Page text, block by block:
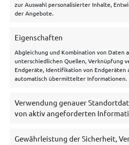
zur Auswahl personalisierter Inhalte,
der Angebote.
Eigenschaften
Abgleichung und Kombination von Daten
unterschiedlichen Quellen, Verknüpfung
Endgeräte, Identifikation von Endgeräten
automatisch übermittelter Informationen.
Verwendung genauer
von aktiv angeforderten
Gewährleistung der Sicherheit,
Disclaimer
Archiv